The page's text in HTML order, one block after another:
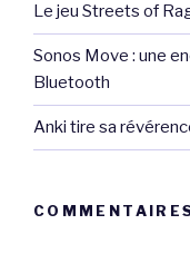
Le jeu Streets of
Sonos Move : une
Bluetooth
Anki tire sa